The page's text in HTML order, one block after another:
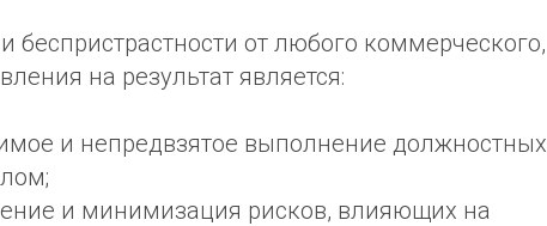
беспристрастности от любого коммерческого,
на результат является:
и непредвзятое выполнение должностных
и минимизация рисков, влияющих на